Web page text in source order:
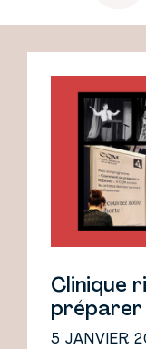
Clinique
préparer
5 JANVIER